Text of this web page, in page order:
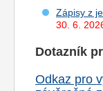
Zápisy z
30. 6.
Dotazník
Odkaz pro